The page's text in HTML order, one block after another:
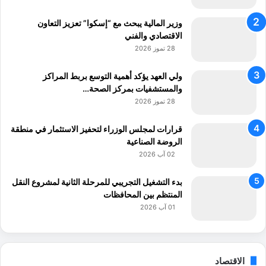
وزير المالية يبحث مع “إسكوا” تعزيز التعاون
الاقتصادي والفني
28 تموز 2026
ولي العهد يؤكد أهمية التوسع بربط المراكز
والمستشفيات بمركز الصحة…
28 تموز 2026
قرارات لمجلس الوزراء لتحفيز الاستثمار في منطقة
الروضة الصناعية
02 آب 2026
بدء التشغيل التجريبي للمرحلة الثانية لمشروع النقل
المنتظم بين المحافظات
01 آب 2026
الاقتصاد